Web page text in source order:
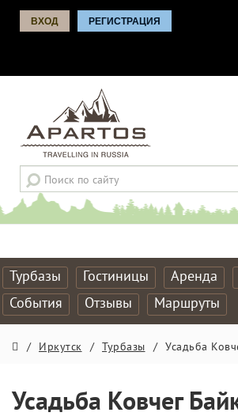
ВХОД РЕГИСТРАЦИЯ
Турбазы Гостиницы Аренда
События
Отзывы Маршруты
/ Иркутск / Турбазы / Усадьба
Усадьба Ковчег